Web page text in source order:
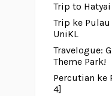
Trip to Hatyai
Trip ke
UniKL
Travelogue:
Theme Park!
Percutian ke
4]